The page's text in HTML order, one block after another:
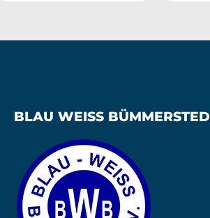
BLAU WEISS BÜMMERSTEDE